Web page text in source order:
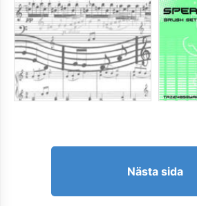
Nästa sida